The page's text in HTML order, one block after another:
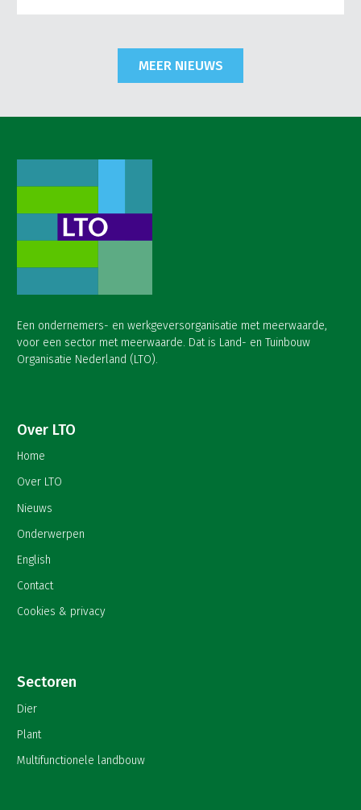
MEER NIEUWS
Een ondernemers- en werkgeversorganisatie met meerwaarde,
voor een sector met meerwaarde. Dat is Land- en Tuinbouw
Organisatie Nederland (LTO).
Over LTO
Home
Over LTO
Nieuws
Onderwerpen
English
Contact
Cookies & privacy
Sectoren
Dier
Plant
Multifunctionele landbouw